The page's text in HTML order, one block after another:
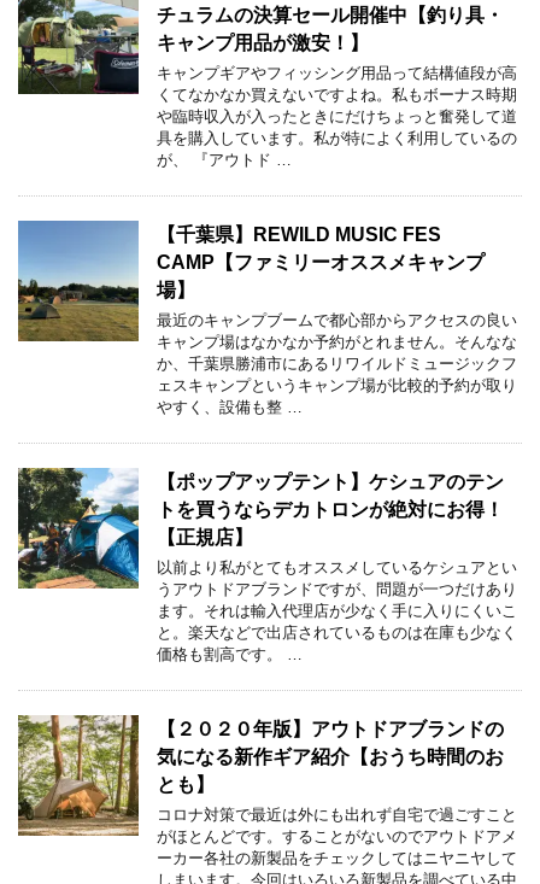
チュラムの決算セール開催中【釣り具・
キャンプ用品が激安！】
キャンプギアやフィッシング用品って結構値段が高
くてなかなか買えないですよね。私もボーナス時期
や臨時収入が入ったときにだけちょっと奮発して道
具を購入しています。私が特によく利用しているの
が、 『アウトド …
【千葉県】REWILD MUSIC FES
CAMP【ファミリーオススメキャンプ
場】
最近のキャンプブームで都心部からアクセスの良い
キャンプ場はなかなか予約がとれません。そんなな
か、千葉県勝浦市にあるリワイルドミュージックフ
ェスキャンプというキャンプ場が比較的予約が取り
やすく、設備も整 …
【ポップアップテント】ケシュアのテン
トを買うならデカトロンが絶対にお得！
【正規店】
以前より私がとてもオススメしているケシュアとい
うアウトドアブランドですが、問題が一つだけあり
ます。それは輸入代理店が少なく手に入りにくいこ
と。楽天などで出店されているものは在庫も少なく
価格も割高です。 …
【２０２０年版】アウトドアブランドの
気になる新作ギア紹介【おうち時間のお
とも】
コロナ対策で最近は外にも出れず自宅で過ごすこと
がほとんどです。することがないのでアウトドアメ
ーカー各社の新製品をチェックしてはニヤニヤして
しまいます。今回はいろいろ新製品を調べている中